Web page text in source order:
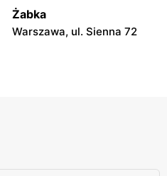
Żabka
Warszawa, ul. Sienna 72